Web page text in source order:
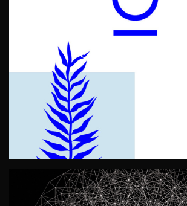
Sustainable Fashion